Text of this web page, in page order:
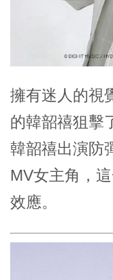
擁有迷人的視
的韓韶禧狙擊
韓韶禧出演防
MV女主角，
效應。